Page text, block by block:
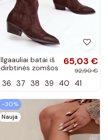
Ilgaauliai batai iš
dirbtinės zomšos
stiliaus su
šokolado
spalvos...
65,03 €
92,90 €
36 37 38 39 40 41
−30%
Nauja